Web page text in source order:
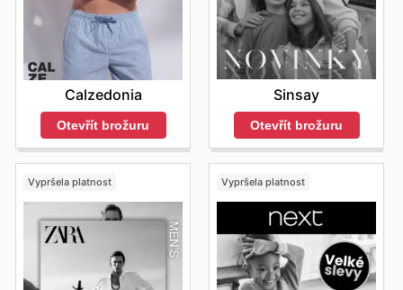
Calzedonia
Otevřít brožuru
Sinsay
Otevřít brožuru
Vypršela platnost Vypršela platnost